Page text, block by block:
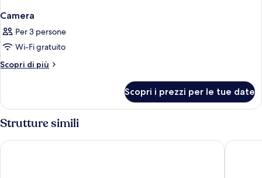
Camera
Per 3 persone
Wi-Fi gratuito
Scopri di più
Altri
Scopri i prezzi per le tue date
Strutture simili
hotelF1 Marseille Kyriad